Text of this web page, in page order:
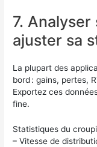
7.
ajuster sa
La plupart des
bord : gains, pertes,
Exportez ces
fine.
Statistiques du
– Vitesse de